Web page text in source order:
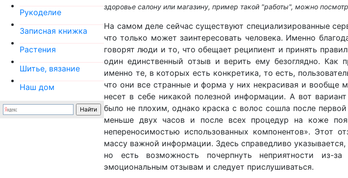
Рукоделие
Записная книжка
Растения
Шитье, вязание
Наш дом
здоровье салону или магазину, пример такой "работы", можно
На самом деле сейчас существуют специализированные
что только может заинтересовать человека. Именно
говорят люди и то, что обещает реципиент и принять
один единственный отзыв и верить ему безоглядно. Как
именно те, в которых есть конкретика, то есть,
что они все странные и форма у них некрасивая и вообще
несет в себе никакой полезной информации. А вот
было не плохим, однако краска с волос сошла после
меньше двух часов и после всех процедур на коже
непереносимостью использованных компонентов». Этот
массу важной информации. Здесь справедливо
но есть возможность почерпнуть неприятности
эмоциональным отзывам и следует прислушиваться.